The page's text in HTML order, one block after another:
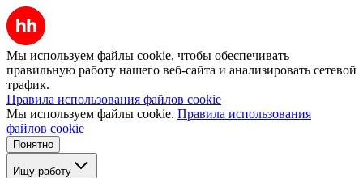
Мы используем файлы cookie, чтобы обеспечивать
правильную работу нашего веб-сайта и анализировать сетевой
трафик.
Правила использования файлов cookie
Мы используем файлы cookie. Правила использования
файлов cookie
Понятно
Ищу работу